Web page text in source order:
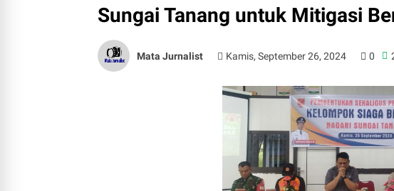
Sungai Tanang untuk Mitigasi
Mata Jurnalist Kamis, September 26, 2024 0